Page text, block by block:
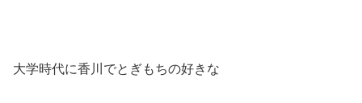
大学時代に香川でとぎもちの好きな